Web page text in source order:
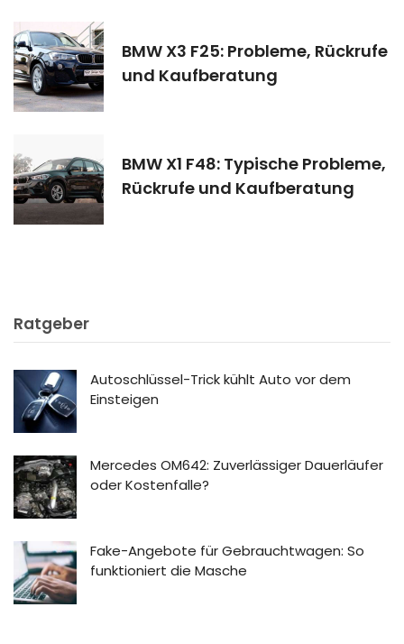
BMW X3 F25: Probleme, Rückrufe
und Kaufberatung
BMW X1 F48: Typische Probleme,
Rückrufe und Kaufberatung
Ratgeber
Autoschlüssel-Trick kühlt Auto vor dem
Einsteigen
Mercedes OM642: Zuverlässiger Dauerläufer
oder Kostenfalle?
Fake-Angebote für Gebrauchtwagen: So
funktioniert die Masche